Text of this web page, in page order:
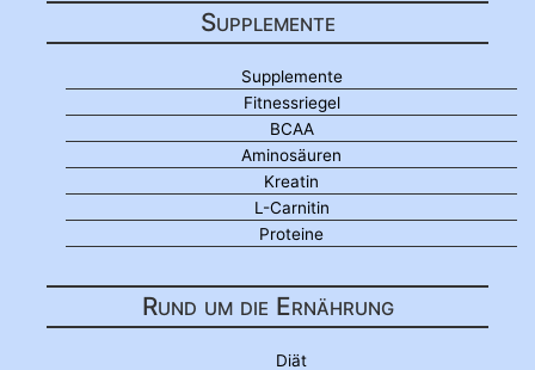
Supplemente
Supplemente
Fitnessriegel
BCAA
Aminosäuren
Kreatin
L-Carnitin
Proteine
Rund um die Ernährung
Diät